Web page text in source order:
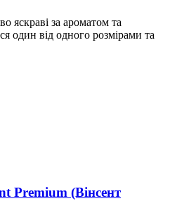
яскраві за ароматом та
один від одного розмірами та
Premium (Вінсент